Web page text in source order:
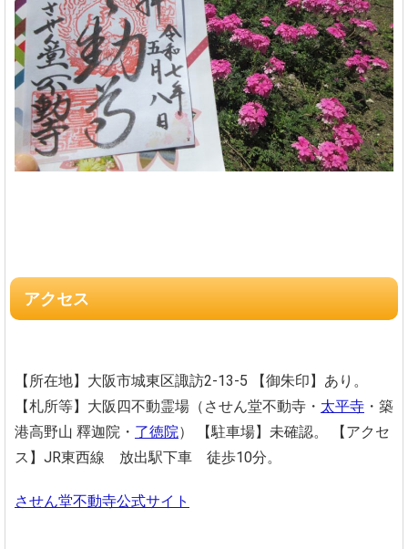
アクセス
【所在地】大阪市城東区諏訪2-13-5 【御朱印】あり。
【札所等】大阪四不動霊場（させん堂不動寺・ 太平寺 ・築
港高野山 釋迦院・ 了徳院） 【駐車場】未確認。
【アクセ
ス】JR東西線 放出駅下車 徒歩10分。
させん堂不動寺公式サイト